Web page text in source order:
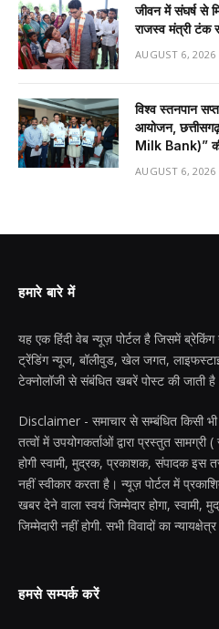
जीवन में संघर्ष से
राजस्व मंत्री टंक
AUGUST 6, 2026
विश्व स्तनपान
आयोजन,
Milk Bank)”
AUGUST 6, 2026
हमारे बारे में
यह एक हिंदी वेब न्यूज़ पोर्टल है जिसमें
ट्रेंडिंग न्यूज, बॉलीवुड, खेल जगत,
टेक्नोलॉजी से संबंधित खबरें पोस्ट की जाती
Disclaimer - समाचार से सम्बंधित किसी
तत्वों में उपयोगकर्ताओं द्वारा प्रस्तुत
होगी स्वामी, मुद्रक, प्रकाशक, संपादक इस
नहीं स्वीकार करता है। न्यूज़ पोर्टल में
खबर देने वाला स्वयं जिम्मेदार होगा,
जिम्मेदारी नहीं होगी. सभी विवादों का
हमसे सम्पर्क करें